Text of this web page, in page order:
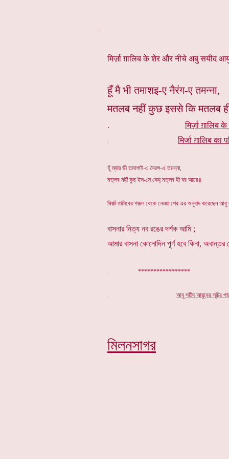
मिर्ज़ा ग़ालिब के शेर और नीचे अबु सयीद
हूँ मै भी तमाशइ-ए नैरंग-ए तमन्ना,
मतलब नहीं कुछ इससे कि मतलब
.मिर्ज़ा ग़ालिब
. मिर्जा ग़ालिब का
হূঁ ম্যায় ভী তমাশাই-এ নৈরঙ্গ-এ তমন্না,
মত্লব নহীঁ কুছ ইস-সে কেহ্ মত্লব হী বর আয়ে॥
মির্জ়া গ়ালিবের গজ়ল থেকে নেওয়া শের এর অনুবাদ করেছেন
বাসনার নিত্য নব রঙের দর্শক আমি ;
আমার বাসনা কোনোদিন পূর্ণ হবে কিনা,
. *****************
. আবু সয়ীদ আয়ুবের সূচির
মিলনসাগর